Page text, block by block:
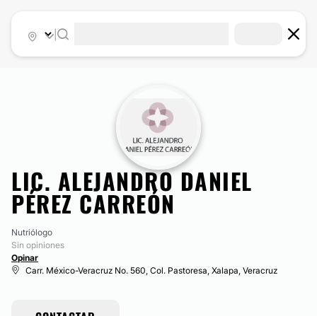
​LIC. ALEJANDRO DANIEL
PÉREZ CARREÓN
Nutriólogo
Sin opiniones
Opinar
Carr. México-Veracruz No. 560, Col. Pastoresa, Xalapa, Veracruz